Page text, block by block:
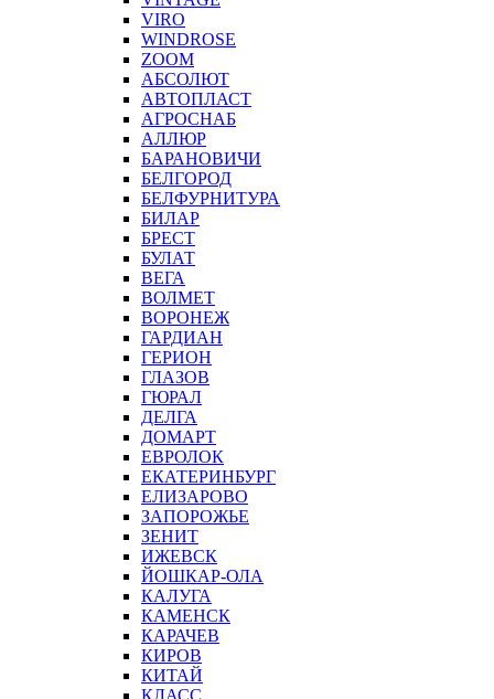
VIRO
WINDROSE
ZOOM
АБСОЛЮТ
АВТОПЛАСТ
АГРОСНАБ
АЛЛЮР
БАРАНОВИЧИ
БЕЛГОРОД
БЕЛФУРНИТУРА
БИЛАР
БРЕСТ
БУЛАТ
ВЕГА
ВОЛМЕТ
ВОРОНЕЖ
ГАРДИАН
ГЕРИОН
ГЛАЗОВ
ГЮРАЛ
ДЕЛГА
ДОМАРТ
ЕВРОЛОК
ЕКАТЕРИНБУРГ
ЕЛИЗАРОВО
ЗАПОРОЖЬЕ
ЗЕНИТ
ИЖЕВСК
ЙОШКАР-ОЛА
КАЛУГА
КАМЕНСК
КАРАЧЕВ
КИРОВ
КИТАЙ